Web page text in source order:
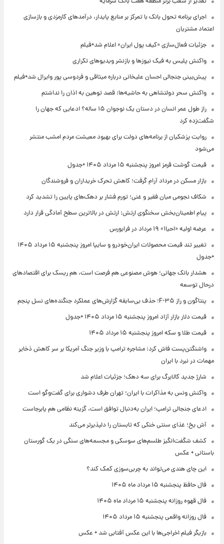
اجرای برنامه تحول بانک با تمرکز بر منابع پایدار، درآمدهای کارمزدی و بازسازی
اعتماد مشتریان
جزئیات فعال‌سازی «کیف پول ایران» اعلام شد+فیلم
واکنش پلیس به فیک نیوزها و بازنشر ویدیوهای تکراری
پیش‌بینی جنجالی احسان علیخانی درباره میثاقی و فردوسی پور وایرال شد+فیلم
واکنش سحر دولتشاهی به حاشیه‌ها: قصد توهین به اذان را نداشتم
راز طول عمر انسان در دستان یک نوجوان ۱۵ ساله؟ ادعایی که جهان را
شگفت‌زده کرد
روایت پزشکیان از برنامه‌های دولت برای بهبود معیشت مردم امشب منتشر
می‌شود
قیمت گوشت قرمز امروز پنجشنبه ۱۵ مرداد ۱۴۰۵ +جدول
بازار مسکن در مرداد آرام گرفت؛ کاهش تحرک خریداران و فروشندگان
شکاف نجومی میان فقیر و غنی؛ تورم فشار بر دهک‌های پایین را تشدید کرد
پیام اطمینان‌بخش سخنگوی ارتش: ارتش در بالاترین سطح آمادگی قرار دارد
عرضه اولیه «احیا۱» ۱۹ مرداد در فرابورس
تغییر تند قیمت محصولات ایران‌خودرو و سایپا امروز پنجشنبه ۱۵ مرداد ۱۴۰۵
+جدول
هشدار بانک جهانی؛ هوش مصنوعی هم فرصت است، هم ریسک برای اقتصادهای
درحال توسعه
پنتاگون و راز F-۳۵؛ حذف بی‌سابقه گزارش‌های عملکرد جنگنده‌های نسل پنجم
قیمت دلار بازار آزاد امروز پنجشنبه ۱۵ مرداد ۱۴۰۵ +جدول
قیمت طلا و سکه امروز پنجشنبه ۱۵ مرداد ۱۴۰۵
واشنگتن‌پست فاش کرد: مشاجره ترامپ با وزیر جنگ آمریکا بر سر کاهش ذخایر
مهمات در نبرد با ایران
شارژ جدید کالابرگ برای سه دهک؛ جزئیات اعلام شد
واکنش ونس به مذاکرات با ایران؛ تهران طرف دشواری برای گفت‌وگو است
ادعای جنجالی ترامپ؛ ایران به‌دنبال توافق است، گزینه نظامی هم پابرجاست
آش یخ؛ غذای سنتی خنکی که تابستان را دلپذیرتر می‌کند
کشف شگفت‌انگیز طلسم‌های سوسکی و مجسمه‌های سنگی در یک گورستان
باستانی + عکس
این چای هندی می‌تواند به چربی‌سوزی کمک کند؟
فال حافظ پنجشنبه ۱۵ مرداد ماه ۱۴۰۵
فال قهوه روزانه پنجشنبه ۱۵ مرداد ماه ۱۴۰۵
فال روزانه واقعی پنجشنبه ۱۵ مرداد ۱۴۰۵
بازیگر فیلم اخراجی‌ها با این عکس آفتابی شد + عکس